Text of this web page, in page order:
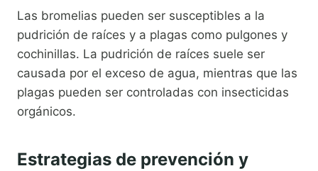
Las bromelias pueden ser susceptibles a la
pudrición de raíces y a plagas como pulgones y
cochinillas. La pudrición de raíces suele ser
causada por el exceso de agua, mientras que las
plagas pueden ser controladas con insecticidas
orgánicos.
Estrategias de prevención y